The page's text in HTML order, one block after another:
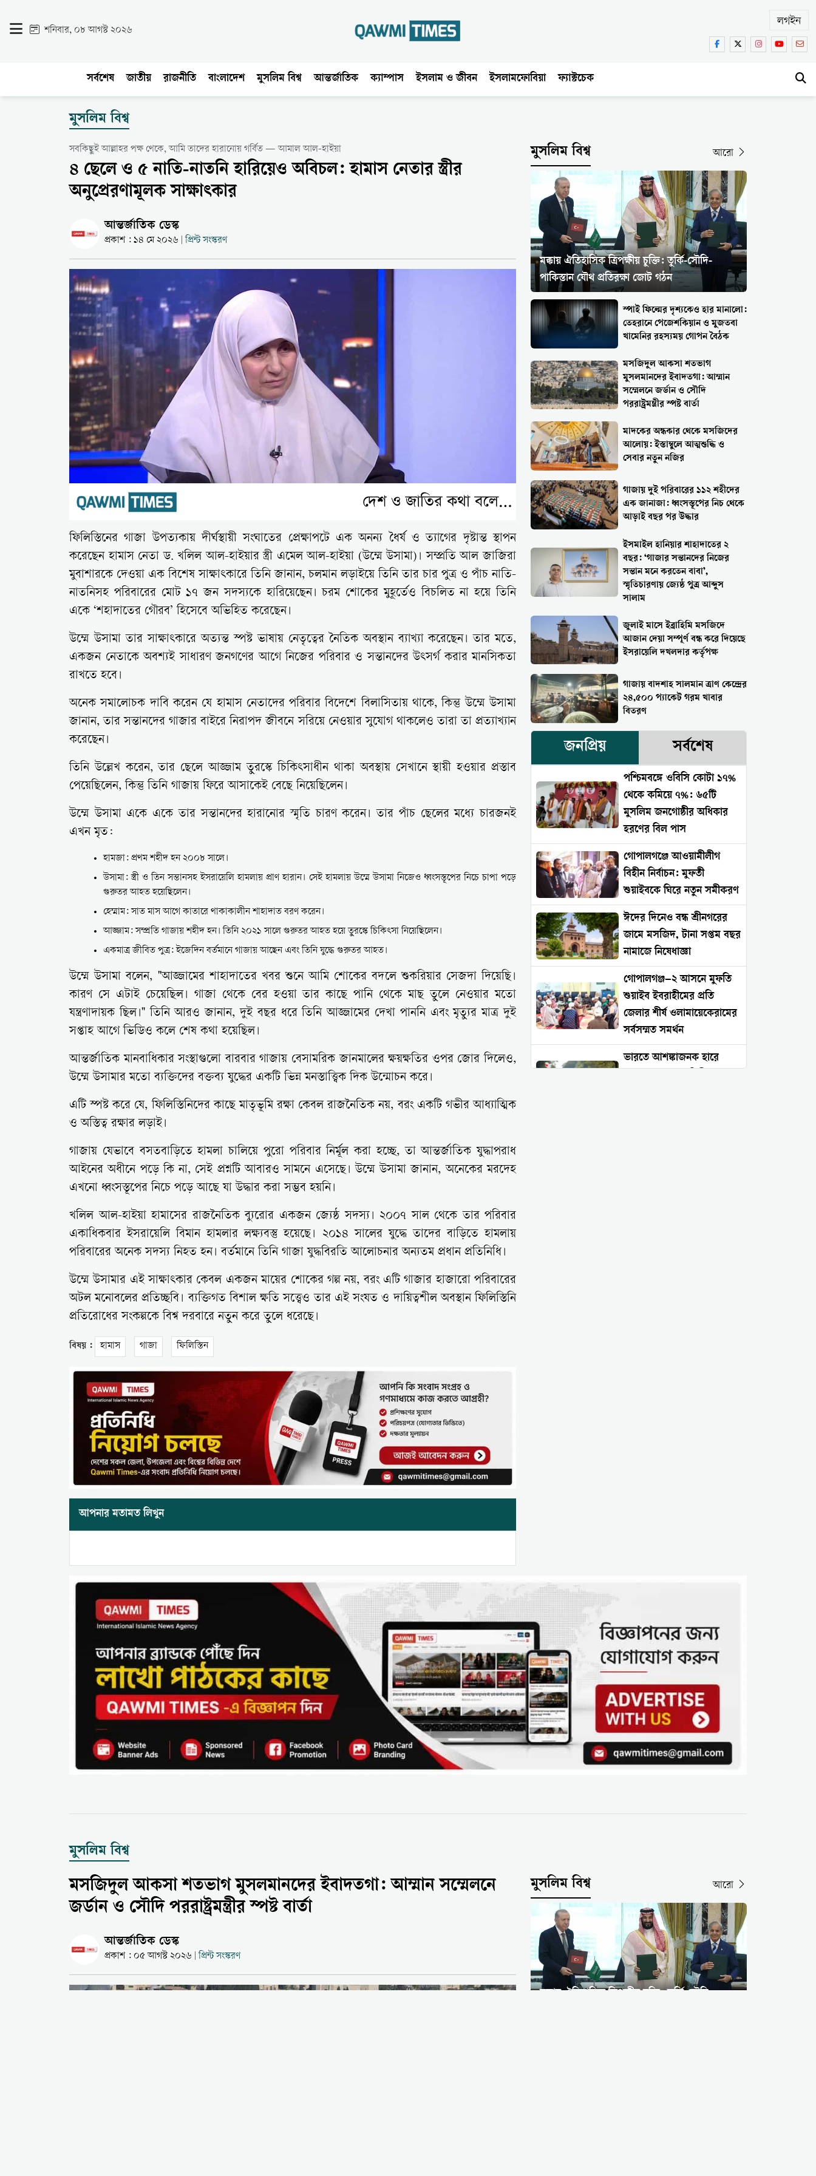
শনিবার, ০৮ আগস্ট ২০২৬
লগইন
সর্বশেষ জাতীয় রাজনীতি বাংলাদেশ মুসলিম বিশ্ব আন্তর্জাতিক ক্যাম্পাস ইসলাম ও জীবন ইসলামফোবিয়া ফ্যাক্টচেক
মুসলিম বিশ্ব
সবকিছুই আল্লাহর পক্ষ থেকে, আমি তাদের হারানোয় গর্বিত — আমাল আল-হাইয়া
৪ ছেলে ও ৫ নাতি-নাতনি হারিয়েও অবিচল: হামাস নেতার স্ত্রীর
অনুপ্রেরণামূলক সাক্ষাৎকার
আন্তর্জাতিক ডেস্ক
প্রকাশ : ১৪ মে ২০২৬ প্রিন্ট সংস্করণ
ফিলিস্তিনের গাজা উপত্যকায় দীর্ঘস্থায়ী সংঘাতের প্রেক্ষাপটে এক অনন্য ধৈর্য ও ত্যাগের দৃষ্টান্ত স্থাপন
করেছেন হামাস নেতা ড. খলিল আল-হাইয়ার স্ত্রী এমেল আল-হাইয়া (উম্মে উসামা)। সম্প্রতি আল জাজিরা
মুবাশারকে দেওয়া এক বিশেষ সাক্ষাৎকারে তিনি জানান, চলমান লড়াইয়ে তিনি তার চার পুত্র ও পাঁচ নাতি-
নাতনিসহ পরিবারের মোট ১৭ জন সদস্যকে হারিয়েছেন। চরম শোকের মুহূর্তেও বিচলিত না হয়ে তিনি
একে ‘শহাদাতের গৌরব’ হিসেবে অভিহিত করেছেন।
উম্মে উসামা তার সাক্ষাৎকারে অত্যন্ত স্পষ্ট ভাষায় নেতৃত্বের নৈতিক অবস্থান ব্যাখ্যা করেছেন। তার মতে,
একজন নেতাকে অবশ্যই সাধারণ জনগণের আগে নিজের পরিবার ও সন্তানদের উৎসর্গ করার মানসিকতা
রাখতে হবে।
অনেক সমালোচক দাবি করেন যে হামাস নেতাদের পরিবার বিদেশে বিলাসিতায় থাকে, কিন্তু উম্মে উসামা
জানান, তার সন্তানদের গাজার বাইরে নিরাপদ জীবনে সরিয়ে নেওয়ার সুযোগ থাকলেও তারা তা প্রত্যাখ্যান
করেছেন।
তিনি উল্লেখ করেন, তার ছেলে আজ্জাম তুরস্কে চিকিৎসাধীন থাকা অবস্থায় সেখানে স্থায়ী হওয়ার প্রস্তাব
পেয়েছিলেন, কিন্তু তিনি গাজায় ফিরে আসাকেই বেছে নিয়েছিলেন।
উম্মে উসামা একে একে তার সন্তানদের হারানোর স্মৃতি চারণ করেন। তার পাঁচ ছেলের মধ্যে চারজনই
এখন মৃত:
হামজা: প্রথম শহীদ হন ২০০৮ সালে।
উসামা: স্ত্রী ও তিন সন্তানসহ ইসরায়েলি হামলায় প্রাণ হারান। সেই হামলায় উম্মে উসামা নিজেও ধ্বংসস্তূপের নিচে চাপা পড়ে
গুরুতর আহত হয়েছিলেন।
হেম্মাম: সাত মাস আগে কাতারে থাকাকালীন শাহাদাত বরণ করেন।
আজ্জাম: সম্প্রতি গাজায় শহীদ হন। তিনি ২০২১ সালে গুরুতর আহত হয়ে তুরস্কে চিকিৎসা নিয়েছিলেন।
একমাত্র জীবিত পুত্র: ইজেদিন বর্তমানে গাজায় আছেন এবং তিনি যুদ্ধে গুরুতর আহত।
উম্মে উসামা বলেন, "আজ্জামের শাহাদাতের খবর শুনে আমি শোকের বদলে শুকরিয়ার সেজদা দিয়েছি।
কারণ সে এটাই চেয়েছিল। গাজা থেকে বের হওয়া তার কাছে পানি থেকে মাছ তুলে নেওয়ার মতো
যন্ত্রণাদায়ক ছিল।" তিনি আরও জানান, দুই বছর ধরে তিনি আজ্জামের দেখা পাননি এবং মৃত্যুর মাত্র দুই
সপ্তাহ আগে ভিডিও কলে শেষ কথা হয়েছিল।
আন্তর্জাতিক মানবাধিকার সংস্থাগুলো বারবার গাজায় বেসামরিক জানমালের ক্ষয়ক্ষতির ওপর জোর দিলেও,
উম্মে উসামার মতো ব্যক্তিদের বক্তব্য যুদ্ধের একটি ভিন্ন মনস্তাত্ত্বিক দিক উন্মোচন করে।
এটি স্পষ্ট করে যে, ফিলিস্তিনিদের কাছে মাতৃভূমি রক্ষা কেবল রাজনৈতিক নয়, বরং একটি গভীর আধ্যাত্মিক
ও অস্তিত্ব রক্ষার লড়াই।
গাজায় যেভাবে বসতবাড়িতে হামলা চালিয়ে পুরো পরিবার নির্মূল করা হচ্ছে, তা আন্তর্জাতিক যুদ্ধাপরাধ
আইনের অধীনে পড়ে কি না, সেই প্রশ্নটি আবারও সামনে এসেছে। উম্মে উসামা জানান, অনেকের মরদেহ
এখনো ধ্বংসস্তূপের নিচে পড়ে আছে যা উদ্ধার করা সম্ভব হয়নি।
খলিল আল-হাইয়া হামাসের রাজনৈতিক ব্যুরোর একজন জ্যেষ্ঠ সদস্য। ২০০৭ সাল থেকে তার পরিবার
একাধিকবার ইসরায়েলি বিমান হামলার লক্ষ্যবস্তু হয়েছে। ২০১৪ সালের যুদ্ধে তাদের বাড়িতে হামলায়
পরিবারের অনেক সদস্য নিহত হন। বর্তমানে তিনি গাজা যুদ্ধবিরতি আলোচনার অন্যতম প্রধান প্রতিনিধি।
উম্মে উসামার এই সাক্ষাৎকার কেবল একজন মায়ের শোকের গল্প নয়, বরং এটি গাজার হাজারো পরিবারের
অটল মনোবলের প্রতিচ্ছবি। ব্যক্তিগত বিশাল ক্ষতি সত্ত্বেও তার এই সংযত ও দায়িত্বশীল অবস্থান ফিলিস্তিনি
প্রতিরোধের সংকল্পকে বিশ্ব দরবারে নতুন করে তুলে ধরেছে।
বিষয় : হামাস গাজা ফিলিস্তিন
আপনার মতামত লিখুন
মুসলিম বিশ্ব আরো
মক্কায় ঐতিহাসিক ত্রিপক্ষীয় চুক্তি: তুর্কি-সৌদি-
পাকিস্তান যৌথ প্রতিরক্ষা জোট গঠন
স্পাই ফিল্মের দৃশ্যকেও হার মানালো:
তেহরানে পেজেশকিয়ান ও মুজতবা
খামেনির রহস্যময় গোপন বৈঠক
মসজিদুল আকসা শতভাগ
মুসলমানদের ইবাদতগা: আম্মান
সম্মেলনে জর্ডান ও সৌদি
পররাষ্ট্রমন্ত্রীর স্পষ্ট বার্তা
মাদকের অন্ধকার থেকে মসজিদের
আলোয়: ইস্তাম্বুলে আত্মশুদ্ধি ও
সেবার নতুন নজির
গাজায় দুই পরিবারের ১১২ শহীদের
এক জানাজা: ধ্বংসস্তূপের নিচ থেকে
আড়াই বছর পর উদ্ধার
ইসমাইল হানিয়ার শাহাদাতের ২
বছর: ‘গাজার সন্তানদের নিজের
সন্তান মনে করতেন বাবা’,
স্মৃতিচারণায় জ্যেষ্ঠ পুত্র আব্দুস
সালাম
জুলাই মাসে ইব্রাহিমি মসজিদে
আজান দেয়া সম্পূর্ণ বন্ধ করে দিয়েছে
ইসরায়েলি দখলদার কর্তৃপক্ষ
গাজায় বাদশাহ সালমান ত্রাণ কেন্দ্রের
২৪,৫০০ প্যাকেট গরম খাবার
বিতরণ
জনপ্রিয় সর্বশেষ
পশ্চিমবঙ্গে ওবিসি কোটা ১৭%
থেকে কমিয়ে ৭%: ৬৫টি
মুসলিম জনগোষ্ঠীর অধিকার
হরণের বিল পাস
গোপালগঞ্জে আওয়ামীলীগ
বিহীন নির্বাচন: মুফতী
শুয়াইবকে ঘিরে নতুন সমীকরণ
ঈদের দিনেও বন্ধ শ্রীনগরের
জামে মসজিদ, টানা সপ্তম বছর
নামাজে নিষেধাজ্ঞা
গোপালগঞ্জ–২ আসনে মুফতি
শুয়াইব ইবরাহীমের প্রতি
জেলার শীর্ষ ওলামায়েকেরামের
সর্বসম্মত সমর্থন
ভারতে আশঙ্কাজনক হারে
মুসলিম বিশ্ব
মসজিদুল আকসা শতভাগ মুসলমানদের ইবাদতগা: আম্মান সম্মেলনে
জর্ডান ও সৌদি পররাষ্ট্রমন্ত্রীর স্পষ্ট বার্তা
আন্তর্জাতিক ডেস্ক
প্রকাশ : ০৫ আগস্ট ২০২৬ প্রিন্ট সংস্করণ
মুসলিম বিশ্ব আরো
মক্কায় ঐতিহাসিক ত্রিপক্ষীয় চুক্তি: তুর্কি-সৌদি-